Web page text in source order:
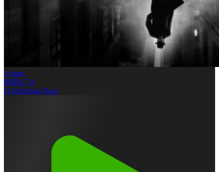
6 qism
IMDb 7.9
O'rgimchak-Nuar